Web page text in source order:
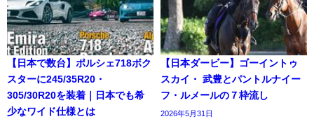
【日本で数台】ポルシェ718ボク
スターに245/35R20・
305/30R20を装着｜日本でも希
少なワイド仕様とは
【日本ダービー】ゴーイントゥ
スカイ・ 武豊とパントルナイー
フ・ルメールの７枠流し
2026年5月31日